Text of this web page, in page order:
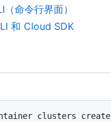
（命令行界面）
和 Cloud SDK
clusters create